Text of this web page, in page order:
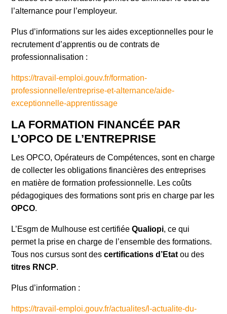
l’alternance pour l’employeur.
Plus d’informations sur les aides exceptionnelles pour le
recrutement d’apprentis ou de contrats de
professionnalisation :
https://travail-emploi.gouv.fr/formation-
professionnelle/entreprise-et-alternance/aide-
exceptionnelle-apprentissage
LA FORMATION FINANCÉE PAR
L’OPCO DE L’ENTREPRISE
Les OPCO, Opérateurs de Compétences, sont en charge
de collecter les obligations financières des entreprises
en matière de formation professionnelle. Les coûts
pédagogiques des formations sont pris en charge par les
OPCO.
L’Esgm de Mulhouse est certifiéeQualiopi, ce qui
permet la prise en charge de l’ensemble des formations.
Tous nos cursus sont descertifications d’Etat ou des
titres RNCP.
Plus d’information :
https://travail-emploi.gouv.fr/actualites/l-actualite-du-